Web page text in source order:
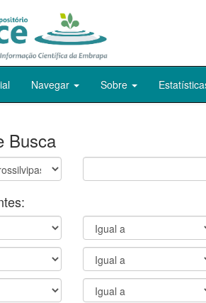
Navegar Sobre
Busca